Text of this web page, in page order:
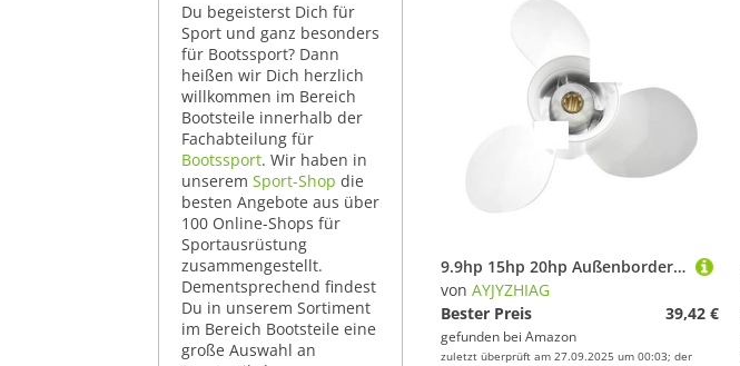
Du begeisterst Dich für
Sport und ganz besonders
für Bootssport? Dann
heißen wir Dich herzlich
willkommen im Bereich
Bootsteile innerhalb der
Fachabteilung für
Bootssport. Wir haben in
unserem Sport-Shop die
besten Angebote aus über
100 Online-Shops für
Sportausrüstung
zusammengestellt.
Dementsprechend findest
Du in unserem Sortiment
im Bereich Bootsteile eine
große Auswahl an
9.9hp 15hp 20hp Außenborder Propeller 1/4 * 11 Boot Motor Aluminium Legierung Schraube Schiff Marine Teile 3 Klinge 8 Spline
von AYJYZHIAG
Bester Preis
39,42 €
gefunden bei Amazon
zuletzt überprüft am 27.09.2025 um 00:03; der